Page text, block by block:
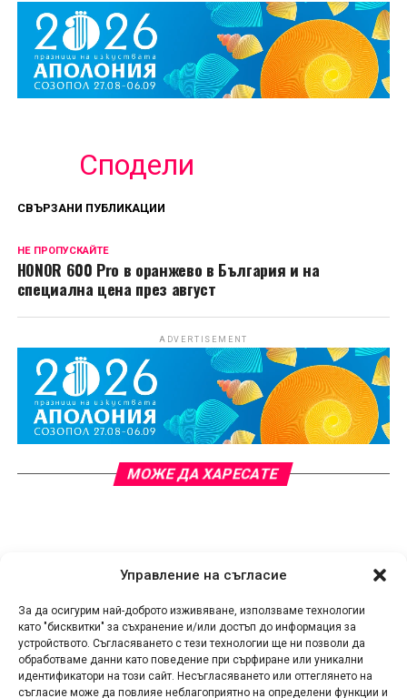
Управление на съгласие
За да осигурим най-доброто изживяване, използваме технологии
като "бисквитки" за съхранение и/или достъп до информация за
устройството. Съгласяването с тези технологии ще ни позволи да
обработваме данни като поведение при сърфиране или уникални
идентификатори на този сайт. Несъгласяването или оттеглянето на
съгласие може да повлияе неблагоприятно на определени функции и
Сподели
СВЪРЗАНИ ПУБЛИКАЦИИ
НЕ ПРОПУСКАЙТЕ
HONOR 600 Pro в оранжево в България и на
специална цена през август
ADVERTISEMENT
МОЖЕ ДА ХАРЕСАТЕ